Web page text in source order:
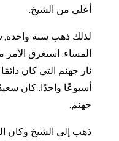
أعلى من الشيخ.
لذلك ذهب سنة واحدة,
المساء. استغرق الأمر
نار جهنم التي كان
أسبوعًا واحدًا. كان
جهنم.
ذهب إلى الشيخ وكان